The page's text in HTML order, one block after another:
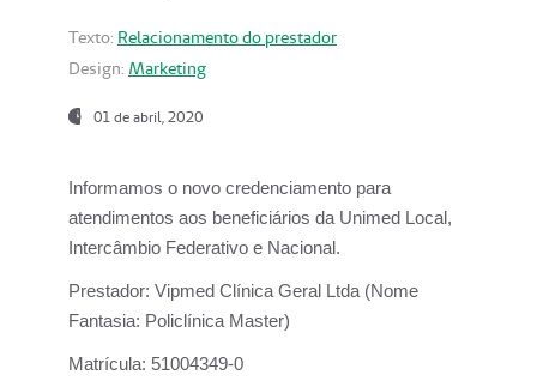
Texto: Relacionamento do prestador
Design: Marketing
01 de abril, 2020
Informamos o novo credenciamento para
atendimentos aos beneficiários da Unimed Local,
Intercâmbio Federativo e Nacional.
Prestador: Vipmed Clínica Geral Ltda (Nome
Fantasia: Policlínica Master)
Matrícula: 51004349-0